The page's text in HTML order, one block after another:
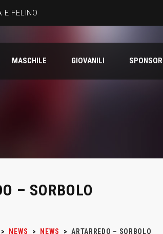
E FELINO
MASCHILE GIOVANILI SPONSOR
– SORBOLO
> NEWS > NEWS > ARTARREDO – SORBOLO